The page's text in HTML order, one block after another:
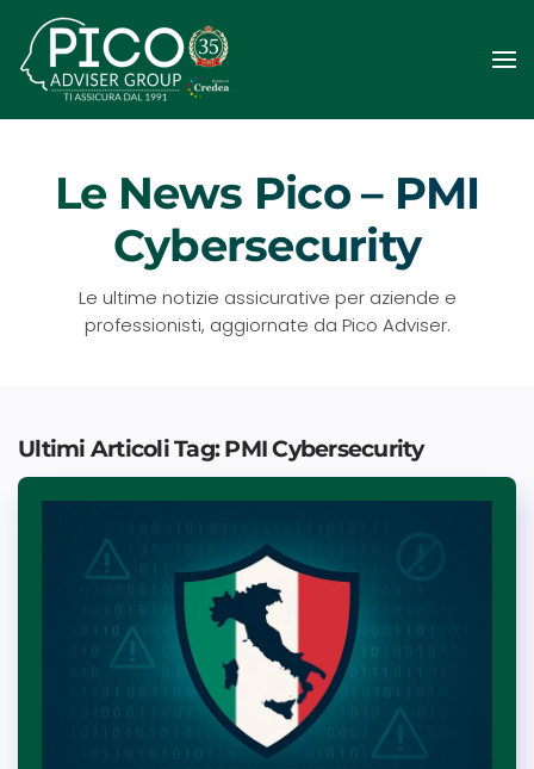
Passa
al
contenuto
Le News Pico – PMI
Cybersecurity
Le ultime notizie assicurative per aziende e
professionisti, aggiornate da Pico Adviser.
Ultimi Articoli Tag: PMI Cybersecurity